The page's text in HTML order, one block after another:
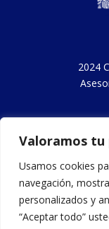
Valoramos tu
Usamos cookies
navegación,
personalizados y
“Aceptar todo”
2024